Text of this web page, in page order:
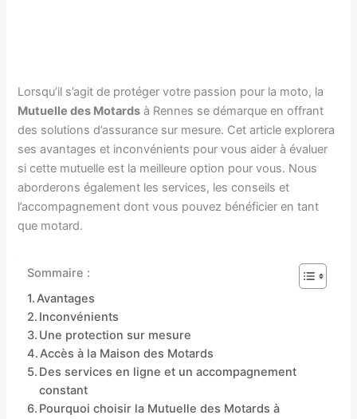
Lorsqu’il s’agit de protéger votre passion pour la moto, la
Mutuelle des Motards à Rennes se démarque en offrant
des solutions d’assurance sur mesure. Cet article explorera
ses avantages et inconvénients pour vous aider à évaluer
si cette mutuelle est la meilleure option pour vous. Nous
aborderons également les services, les conseils et
l’accompagnement dont vous pouvez bénéficier en tant
que motard.
Sommaire :
Avantages
Inconvénients
Une protection sur mesure
Accès à la Maison des Motards
Des services en ligne et un accompagnement
constant
Pourquoi choisir la Mutuelle des Motards à